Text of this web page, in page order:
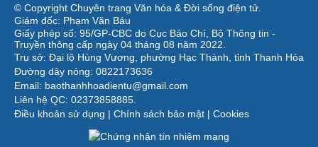
© Copyright Chuyên trang Văn hóa & Đời sống điện tử.
Giám đốc: Phạm Văn Báu
Giấy phép số: 95/GP-CBC do Cục Báo Chí, Bộ Thông tin -
Truyền thông cấp ngày 04 tháng 08 năm 2022.
Trụ sở: Đại lộ Hùng Vương, phường Hạc Thành, tỉnh Thanh Hóa
Đường dây nóng: 0822173636
Email: baothanhhoadientu@gmail.com
Liên hệ QC: 02373858885.
Điều khoản sử dụng | Chính sách bảo mật | Cookies